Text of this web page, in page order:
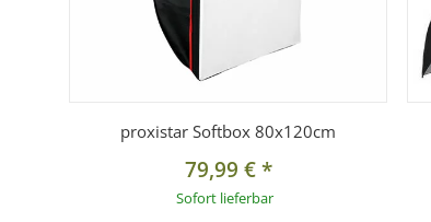
proxistar Softbox 80x120cm
79,99 €*
Sofort lieferbar